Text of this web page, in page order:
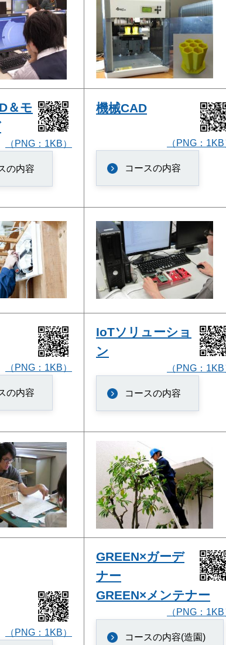
＆モ
（PNG：1KB）
の内容
機械CAD
（PNG：
コースの内容
（PNG：1KB）
の内容
IoTソリューショ
ン
（PNG：
コースの内容
（PNG：1KB）
GREEN×ガーデ
ナー
GREEN×メンテナー
（PNG：
コースの内容(造園)